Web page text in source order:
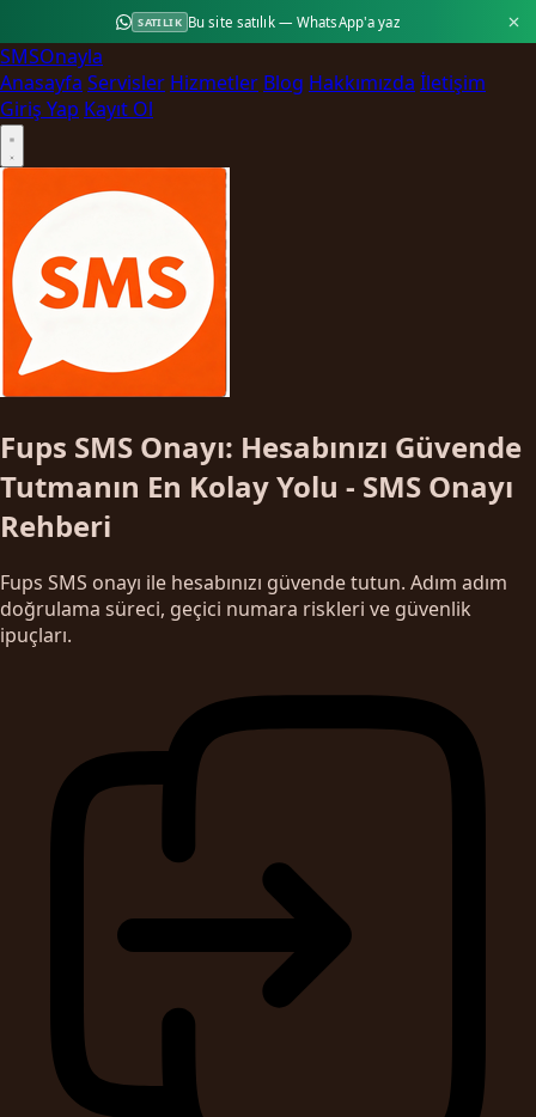
SATILIK Bu site satılık — WhatsApp'a yaz
SMSOnayla
Anasayfa Servisler Hizmetler Blog Hakkımızda İletişim
Giriş Yap Kayıt Ol
Fups SMS Onayı: Hesabınızı Güvende
Tutmanın En Kolay Yolu - SMS Onayı
Rehberi
Fups SMS onayı ile hesabınızı güvende tutun. Adım adım
doğrulama süreci, geçici numara riskleri ve güvenlik
ipuçları.